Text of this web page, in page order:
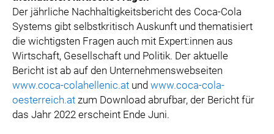
Der jährliche Nachhaltigkeitsbericht des Coca-Cola
Systems gibt selbstkritisch Auskunft und thematisiert
die wichtigsten Fragen auch mit Expert:innen aus
Wirtschaft, Gesellschaft und Politik. Der aktuelle
Bericht ist ab auf den Unternehmenswebseiten
www.coca-colahellenic.at und www.coca-cola-
oesterreich.at zum Download abrufbar, der Bericht für
das Jahr 2022 erscheint Ende Juni.